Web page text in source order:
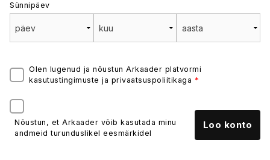
Sünnipäev
Olen lugenud ja nõustun Arkaader platvormi
kasutustingimuste ja privaatsuspoliitikaga *
Nõustun, et Arkaader võib kasutada minu
andmeid turunduslikel eesmärkidel